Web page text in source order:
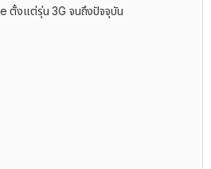
ตั้งแต่รุ่น 3G จนถึงปัจจุบัน